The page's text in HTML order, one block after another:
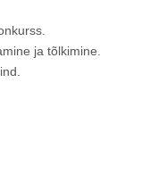
ja tõlkimine.